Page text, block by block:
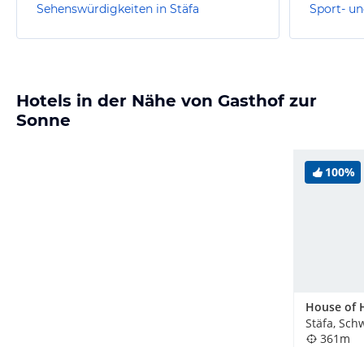
Sehenswürdigkeiten in Stäfa Sport-
Hotels in der Nähe von Gasthof zur
Sonne
100%
House of
Stäfa,
361m